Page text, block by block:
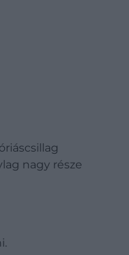
nagy része